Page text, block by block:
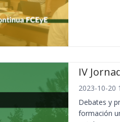
IV
2023-10-20
Debates y
formación